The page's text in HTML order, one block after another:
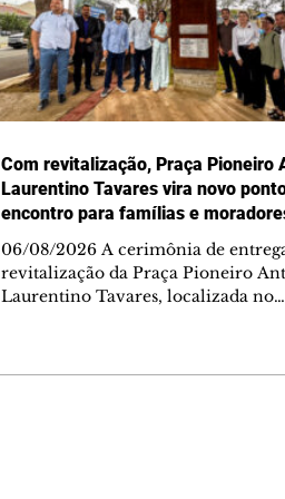
Com revitalização, Praça Pioneiro
Laurentino Tavares vira novo
encontro para famílias e
Jardim Liberdade
06/08/2026 A cerimônia de
revitalização da Praça Pioneiro
Laurentino Tavares, localizada no